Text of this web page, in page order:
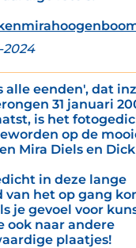
2024
alle eenden', dat
31 januari
is het
op de
Mira Diels en Dick
in deze lange
van het op gang
je gevoel voor
ook naar andere
plaatjes!